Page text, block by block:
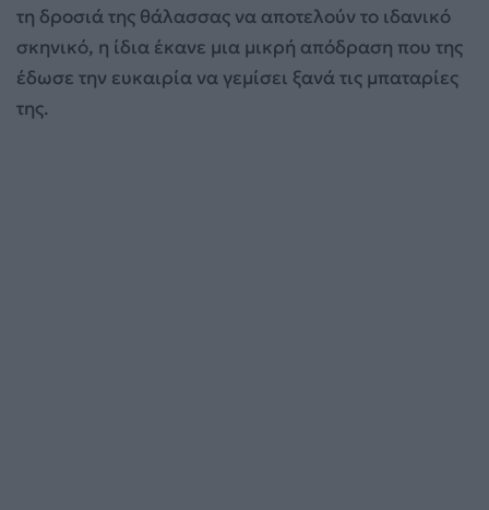
τη δροσιά της θάλασσας να αποτελούν το ιδανικό
σκηνικό, η ίδια έκανε μια μικρή απόδραση που της
έδωσε την ευκαιρία να γεμίσει ξανά τις μπαταρίες
της.